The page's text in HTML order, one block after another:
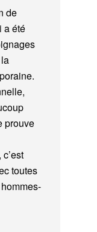
de
a été
prouve
toutes